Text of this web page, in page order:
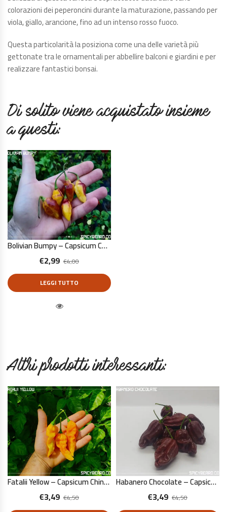
colorazioni dei peperoncini durante la maturazione, passando per
viola, giallo, arancione, fino ad un intenso rosso fuoco.
Questa particolarità la posiziona come una delle varietà più
gettonate tra le ornamentali per abbellire balconi e giardini e per
realizzare fantastici bonsai.
Di solito viene acquistato insieme
a questi:
Bolivian Bumpy – Capsicum Chinense – 10 Semi Puri
€4,00
€2,99
LEGGI TUTTO
Altri prodotti interessanti:
Fatalii Yellow – Capsicum Chinense – 10 Semi Puri
€4,50
€3,49
Habanero Chocolate – Capsicum Chinense – 10 Semi Puri
€4,50
€3,49